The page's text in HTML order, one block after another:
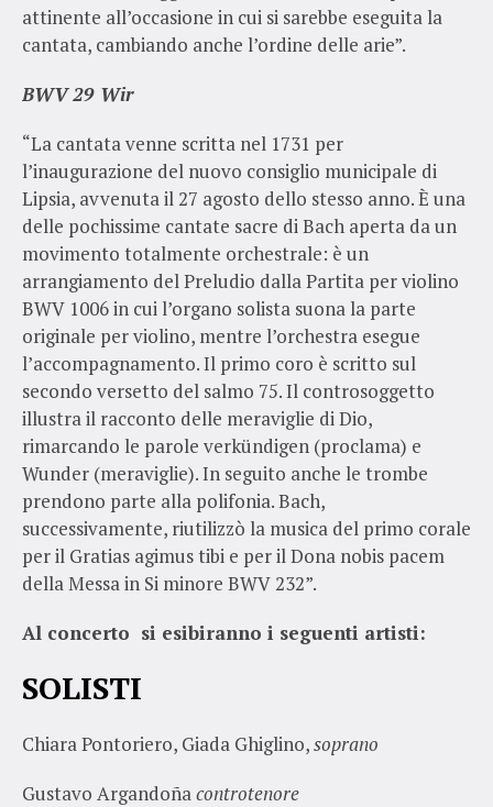
attinente all’occasione in cui si sarebbe eseguita la
cantata, cambiando anche l’ordine delle arie”.
BWV 29 Wir
“La cantata venne scritta nel 1731 per
l’inaugurazione del nuovo consiglio municipale di
Lipsia, avvenuta il 27 agosto dello stesso anno. È una
delle pochissime cantate sacre di Bach aperta da un
movimento totalmente orchestrale: è un
arrangiamento del Preludio dalla Partita per violino
BWV 1006 in cui l’organo solista suona la parte
originale per violino, mentre l’orchestra esegue
l’accompagnamento. Il primo coro è scritto sul
secondo versetto del salmo 75. Il controsoggetto
illustra il racconto delle meraviglie di Dio,
rimarcando le parole verkündigen (proclama) e
Wunder (meraviglie). In seguito anche le trombe
prendono parte alla polifonia. Bach,
successivamente, riutilizzò la musica del primo corale
per il Gratias agimus tibi e per il Dona nobis pacem
della Messa in Si minore BWV 232”.
Al concerto si esibiranno i seguenti artisti:
SOLISTI
Chiara Pontoriero, Giada Ghiglino,soprano
Gustavo Argandoñacontrotenore